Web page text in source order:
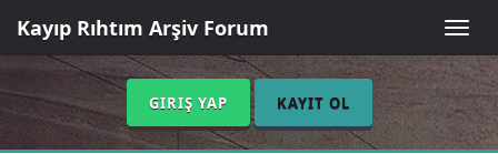
Toggle
Kayıp Rıhtım Arşiv Forum
GIRIŞ YAP KAYIT OL